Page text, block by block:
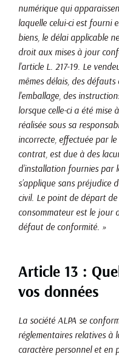
numérique qui
laquelle celui-ci est fourni
biens, le délai applicable
droit aux mises à jour
l’article L. 217-19. Le
mêmes délais, des
l’emballage, des
lorsque celle-ci a été
réalisée sous sa
incorrecte, effectuée par
contrat, est due à des
d’installation fournies par
s’applique sans préjudice
civil. Le point de départ
consommateur est le jour
défaut de conformité. »
Article 13 :
vos données
La société ALPA se
réglementaires relatives à
caractère personnel et en